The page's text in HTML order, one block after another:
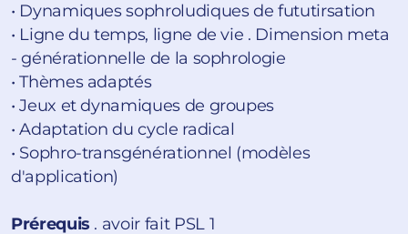
• Dynamiques sophroludiques de fututirsation
• Ligne du temps, ligne de vie . Dimension meta
- générationnelle de la sophrologie
• Thèmes adaptés
• Jeux et dynamiques de groupes
• Adaptation du cycle radical
• Sophro-transgénérationnel (modèles
d'application)
Prérequis . avoir fait PSL 1